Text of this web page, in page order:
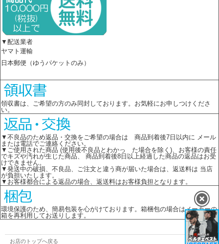
▼配送業者
ヤマト運輸
日本郵便（ゆうパケットのみ）
領収書は、ご希望の方のみ同封しております。お気軽にお申しつけくださ
い。
▼不良品のため返品・交換をご希望の場合は 商品到着後7日以内に メール
または電話でご連絡ください。
▼ご使用された商品 (使用後不良品とわかっ た場合を除く)、お客様の責任
でキズや汚れが生じた商品、 商品到着後8日以上経過した商品の返品はお受
けできません。
▼発送中の破損、不良品、ご注文と違う商が届いた場合は、返送料は 当店
が負担いたします。
▼お客様都合による返品の場合、返送料はお客様負担となります。
環境保護のため、簡易包装を心がけております。箱梱包の場合はメーカーの
箱を再利用してお送りします。
お店のトップへ戻る